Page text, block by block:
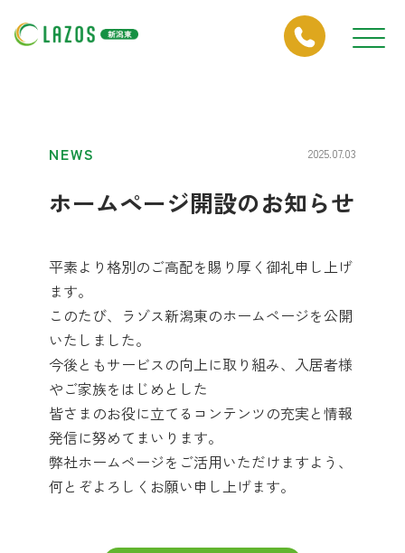
NEWS 2025.07.03
ホームページ開設のお知らせ
平素より格別のご高配を賜り厚く御礼申し上げ
ます。
このたび、ラゾス新潟東のホームページを公開
いたしました。
今後ともサービスの向上に取り組み、入居者様
やご家族をはじめとした
皆さまのお役に立てるコンテンツの充実と情報
発信に努めてまいります。
弊社ホームページをご活用いただけますよう、
何とぞよろしくお願い申し上げます。